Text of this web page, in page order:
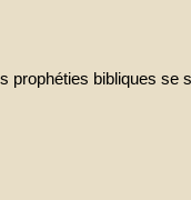
prophéties bibliques se